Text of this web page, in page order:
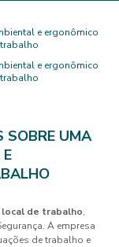
SOBRE UMA
de trabalho,
A empresa
de trabalho e